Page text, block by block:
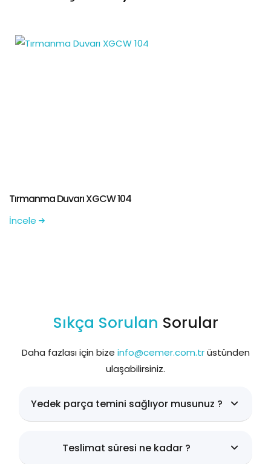
Tırmanma Duvarı XGCW 104
İncele
Sıkça Sorulan Sorular
Daha fazlası için bize info@cemer.com.trüstünden
ulaşabilirsiniz.
Yedek parça temini sağlıyor musunuz ?
Teslimat süresi ne kadar ?